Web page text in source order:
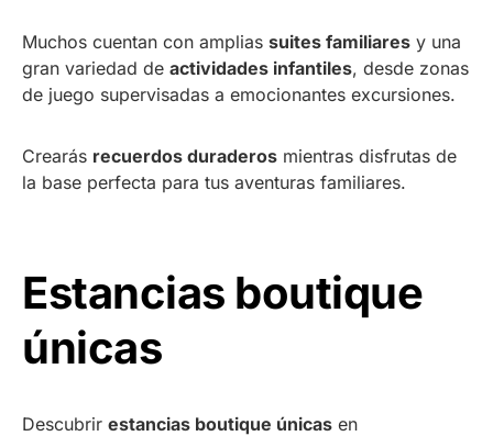
Muchos cuentan con amplias suites familiares y una
gran variedad de actividades infantiles, desde zonas
de juego supervisadas a emocionantes excursiones.
Crearás recuerdos duraderos mientras disfrutas de
la base perfecta para tus aventuras familiares.
Estancias boutique
únicas
Descubrir estancias boutique únicas en